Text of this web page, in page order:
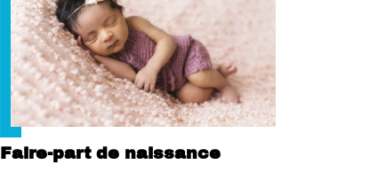
Faire-part de naissance